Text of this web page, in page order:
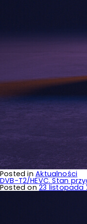
Posted inAktualności
DVB-T2/HEVC. Stan
Posted on23 listopada